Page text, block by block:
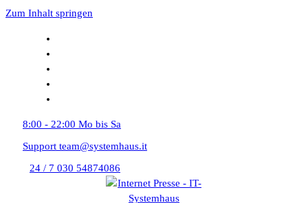
Zum Inhalt springen
8:00 - 22:00 Mo bis Sa
Support team@systemhaus.it
24 / 7 030 54874086